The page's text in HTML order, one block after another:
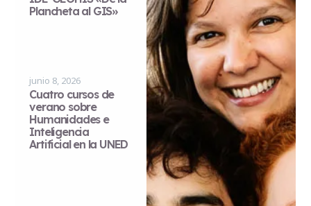
Plancheta al GIS»
junio 8, 2026
Cuatro cursos de
verano sobre
Humanidades e
Inteligencia
Artificial en la UNED